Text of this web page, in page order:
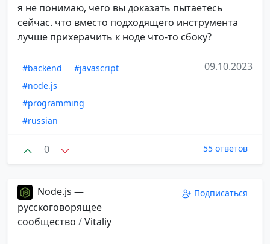
я не понимаю, чего вы доказать пытаетесь
сейчас. что вместо подходящего инструмента
лучше прихерачить к ноде что-то сбоку?
#backend
#javascript
#node.js
#programming
#russian
09.10.2023
0 55 ответов
Node.js —
русскоговорящее
сообщество /Vitaliy
Подписаться